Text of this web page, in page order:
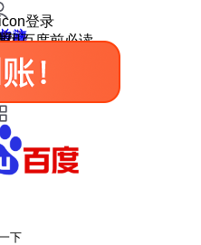
登录
注
藏
心
馈
用百度前必读
下